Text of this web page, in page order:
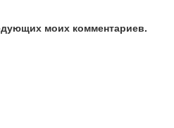
моих комментариев.